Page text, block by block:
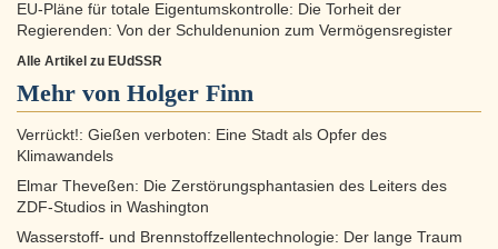
EU-Pläne für totale Eigentumskontrolle: Die Torheit der
Regierenden: Von der Schuldenunion zum Vermögensregister
Alle Artikel zu EUdSSR
Mehr von Holger Finn
Verrückt!: Gießen verboten: Eine Stadt als Opfer des
Klimawandels
Elmar Theveßen: Die Zerstörungsphantasien des Leiters des
ZDF-Studios in Washington
Wasserstoff- und Brennstoffzellentechnologie: Der lange Traum